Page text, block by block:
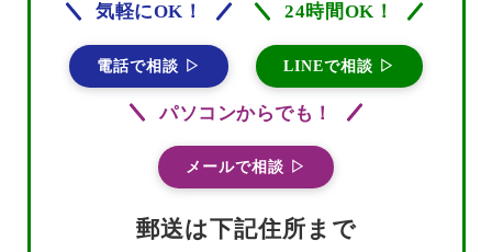
気軽にOK！
電話で相談 ▷
24時間OK！
LINEで相談 ▷
パソコンからでも！
メールで相談 ▷
郵送は下記住所まで